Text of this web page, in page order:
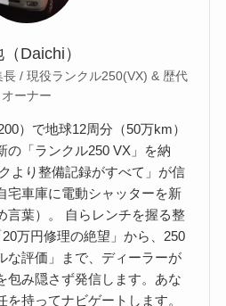
Daichi）
長 / 現役ランクル250(VX) & 歴代
オーナー
）で地球12周分（50万km）
の「ランクル250 VX」を納
より整備記録がすべて」が信
宅車庫に電動シャッターを新
言葉）。 自らレンチを握る整
万円修理の絶望」から、250
な評価」まで、ディーラーが
包み隠さず発信します。あな
持ってナビゲートします。